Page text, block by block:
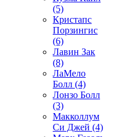
(5)
Кристапс
Порзингис
(6)
Лавин Зак
(8)
ЛаМело
Болл (4)
Лонзо Болл
(3)
Макколлум
Си Джей (4)